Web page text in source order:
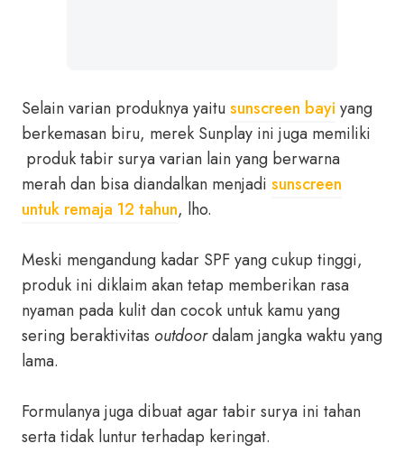
Selain varian produknya yaitusunscreen bayi yang
berkemasan biru, merek Sunplay ini juga memiliki
produk tabir surya varian lain yang berwarna
merah dan bisa diandalkan menjadi sunscreen
untuk remaja 12 tahun, lho.
Meski mengandung kadar SPF yang cukup tinggi,
produk ini diklaim akan tetap memberikan rasa
nyaman pada kulit dan cocok untuk kamu yang
sering beraktivitas outdoordalam jangka waktu yang
lama.
Formulanya juga dibuat agar tabir surya ini tahan
serta tidak luntur terhadap keringat.